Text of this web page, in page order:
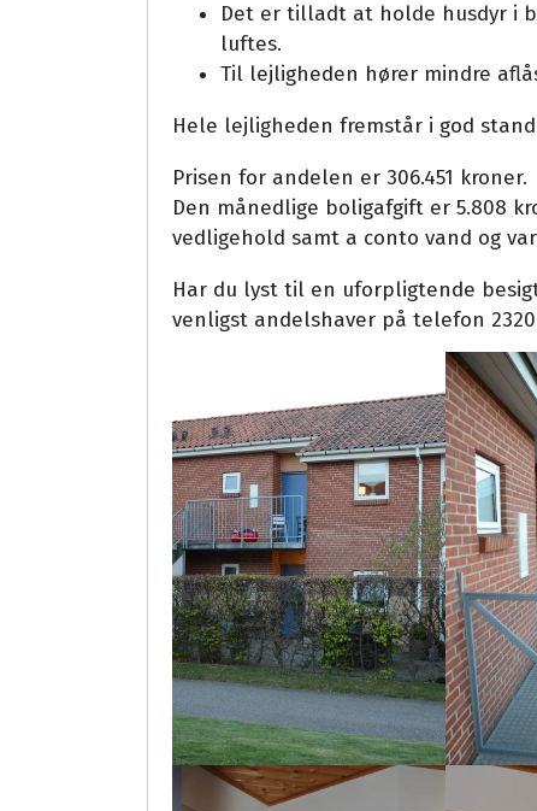
Det er tilladt at holde husdyr i
luftes.
Til lejligheden hører mindre
Hele lejligheden fremstår i god
Prisen for andelen er 306.451 kroner.
Den månedlige boligafgift er 5.808
vedligehold samt a conto vand og
Har du lyst til en uforpligtende
venligst andelshaver på telefon